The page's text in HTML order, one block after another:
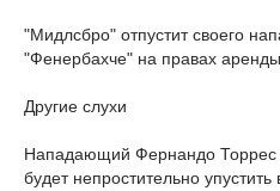
"Мидлсбро" отпустит своего
"Фенербахче" на правах
Другие слухи
Нападающий Фернандо Торрес
будет непростительно